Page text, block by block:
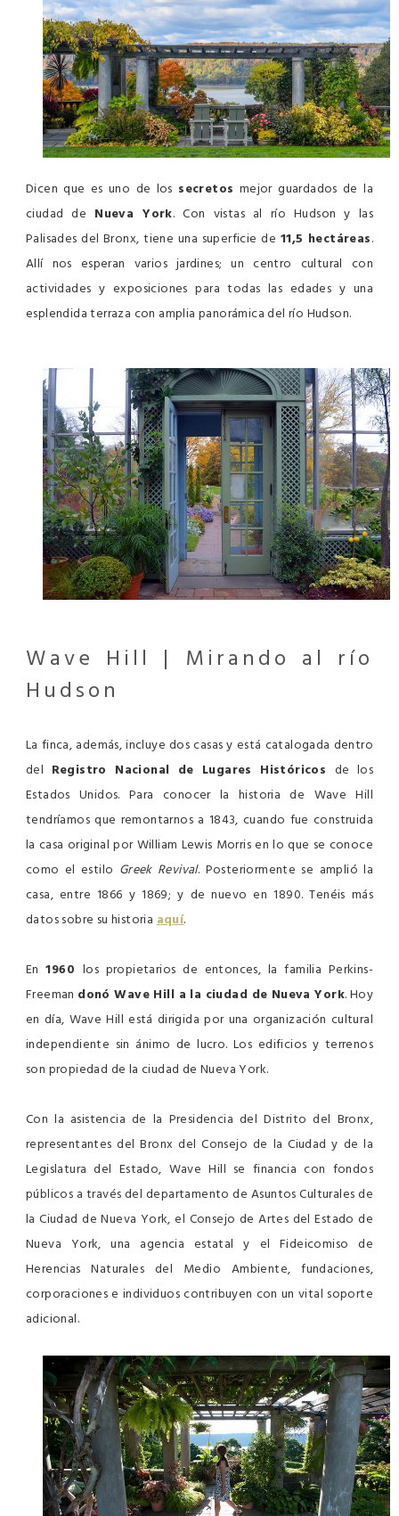
Dicen que es uno de los secretos mejor guardados de la
ciudad de Nueva York. Con vistas al río Hudson y las
Palisades del Bronx, tiene una superficie de 11,5 hectáreas.
Allí nos esperan varios jardines; un centro cultural con
actividades y exposiciones para todas las edades y una
esplendida terraza con amplia panorámica del río Hudson.
Wave Hill | Mirando al río
Hudson
La finca, además, incluye dos casas y está catalogada dentro
del Registro Nacional de Lugares Históricos de los
Estados Unidos. Para conocer la historia de Wave Hill
tendríamos que remontarnos a 1843, cuando fue construida
la casa original por William Lewis Morris en lo que se conoce
como el estilo Greek Revival. Posteriormente se amplió la
casa, entre 1866 y 1869; y de nuevo en 1890. Tenéis más
datos sobre su historiaaquí.
En1960 los propietarios de entonces, la familia Perkins-
Freeman donó Wave Hill a la ciudad de Nueva York. Hoy
en día, Wave Hill está dirigida por una organización cultural
independiente sin ánimo de lucro. Los edificios y terrenos
son propiedad de la ciudad de Nueva York.
Con la asistencia de la Presidencia del Distrito del Bronx,
representantes del Bronx del Consejo de la Ciudad y de la
Legislatura del Estado, Wave Hill se financia con fondos
públicos a través del departamento de Asuntos Culturales de
la Ciudad de Nueva York, el Consejo de Artes del Estado de
Nueva York, una agencia estatal y el Fideicomiso de
Herencias Naturales del Medio Ambiente, fundaciones,
corporaciones e individuos contribuyen con un vital soporte
adicional.